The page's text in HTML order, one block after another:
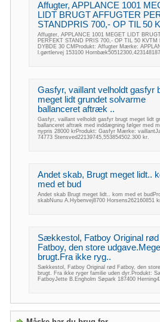
Affugter, APPLANCE 1001
LIDT BRUGT AFFUGTER
STANDPRIS 700,- OP TIL 50
Affugter, APPLANCE 1001 MEGET LIDT
PERFEKT STAND PRIS 700,- OP TIL 50 KVTM
DYBDE 30 CMProdukt: Affugter Mærke:
l.gørtlervej 153100
Gasfyr, vaillant velholdt gasfyr
meget lidt grundet solvarme
ballanceret aftræk ..
Gasfyr, vaillant velholdt gasfyr brugt meget lidt
ballanceret aftræk med inddægning følger med
nypris 28000 krProdukt: Gasfyr Mærke:
74773 Stensved22139745,553854502.300 kr.
Andet skab, Brugt meget lidt..
med et bud
Andet skab Brugt meget lidt.. kom med et
skabNunu A.Hybenvej8700 Horsens262160851
Sækkestol, Fatboy Original rød
Fatboy, den store
brugt.Fra ikke ryg..
Sækkestol, Fatboy Original rød Fatboy, den
brugt. Fra ikke ryger familie uden dyr.Produkt:
FatboyJette B.Engholm Søpark 187400